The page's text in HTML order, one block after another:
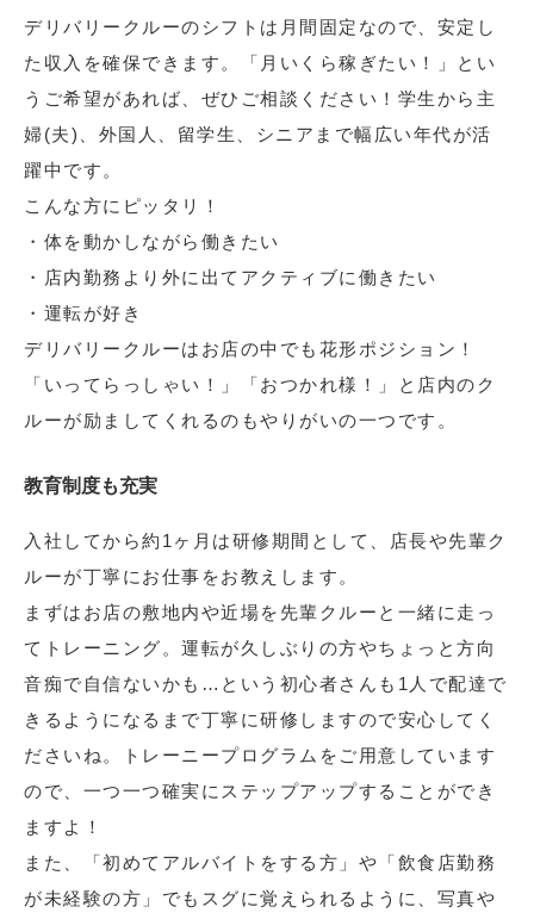
デリバリークルーのシフトは月間固定なので、安定し
た収入を確保できます。「月いくら稼ぎたい！」とい
うご希望があれば、ぜひご相談ください！学生から主
婦(夫)、外国人、留学生、シニアまで幅広い年代が活
躍中です。
こんな方にピッタリ！
・体を動かしながら働きたい
・店内勤務より外に出てアクティブに働きたい
・運転が好き
デリバリークルーはお店の中でも花形ポジション！
「いってらっしゃい！」「おつかれ様！」と店内のク
ルーが励ましてくれるのもやりがいの一つです。
教育制度も充実
入社してから約1ヶ月は研修期間として、店長や先輩ク
ルーが丁寧にお仕事をお教えします。
まずはお店の敷地内や近場を先輩クルーと一緒に走っ
てトレーニング。運転が久しぶりの方やちょっと方向
音痴で自信ないかも…という初心者さんも1人で配達で
きるようになるまで丁寧に研修しますので安心してく
ださいね。トレーニープログラムをご用意しています
ので、一つ一つ確実にステップアップすることができ
ますよ！
また、「初めてアルバイトをする方」や「飲食店勤務
が未経験の方」でもスグに覚えられるように、写真や